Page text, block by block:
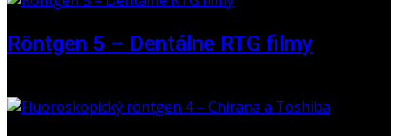
Röntgen 5 – Dentálne RTG filmy